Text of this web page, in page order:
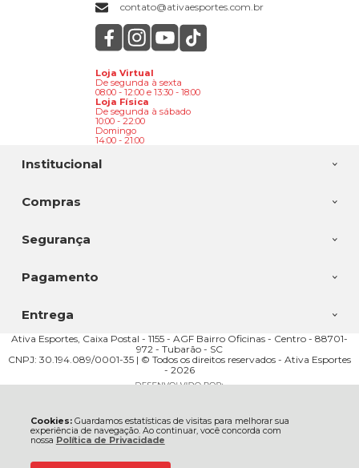
Cookies: Guardamos estatísticas de visitas para melhorar sua
experiência de navegação. Ao continuar, você concorda com
nossa Política de Privacidade
Institucional
Compras
contato@ativaesportes.com.br
Loja Virtual
De segunda à sexta
08:00 - 12:00 e 13:30 - 18:00
Loja Física
De segunda à sábado
10:00 - 22:00
Domingo
14:00 - 21:00
Segurança
Pagamento
Entrega
Ativa Esportes, Caixa Postal - 1155 - AGF Bairro Oficinas - Centro - 88701-
972 - Tubarão - SC
CNPJ: 30.194.089/0001-35 | © Todos os direitos reservados - Ativa Esportes
- 2026